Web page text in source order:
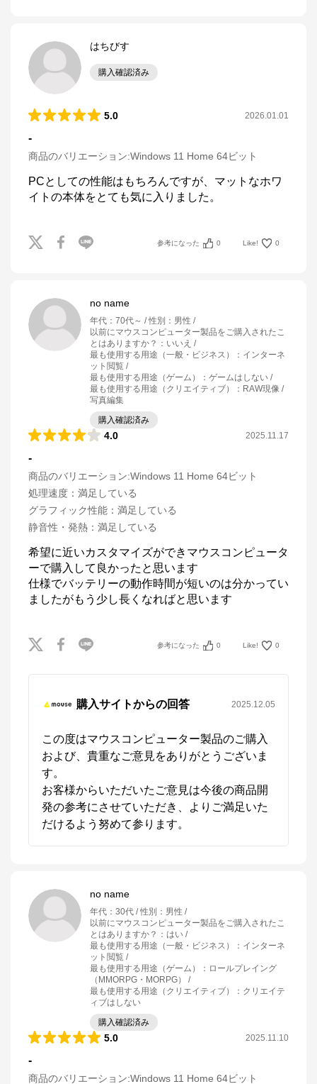
はちびす
購入確認済み
5.0 2026.01.01
-
商品のバリエーション:Windows 11 Home 64ビット
PCとしての性能はもちろんですが、マットなホワ
イトの本体をとても気に入りました。
参考になった 0 Like! 0
no name
年代 ： 70代～ 性別 ： 男性
以前にマウスコンピューター製品をご購入されたこ
とはありますか？ ： いいえ
最も使用する用途（一般・ビジネス）
： インターネ
ット閲覧
最も使用する用途（ゲーム）
： ゲームはしない
最も使用する用途（クリエイティブ）
： RAW現像 /
写真編集
購入確認済み
4.0 2025.11.17
-
商品のバリエーション:Windows 11 Home 64ビット
処理速度 ： 満足している
グラフィック性能 ： 満足している
静音性・発熱 ： 満足している
希望に近いカスタマイズができマウスコンピュータ
ーで購入して良かったと思います
仕様でバッテリーの動作時間が短いのは分かってい
参考になった 0 Like! 0
購入サイトからの回答 2025.12.05
この度はマウスコンピューター製品のご購入
および、貴重なご意見をありがとうございま
す。
お客様からいただいたご意見は今後の商品開
発の参考にさせていただき、よりご満足いた
だけるよう努めて参ります。
no name
年代 ： 30代 性別 ： 男性
以前にマウスコンピューター製品をご購入されたこ
とはありますか？ ： はい
最も使用する用途（一般・ビジネス）
： インターネ
ット閲覧
最も使用する用途（ゲーム）
： ロールプレイング
（MMORPG・MORPG）
最も使用する用途（クリエイティブ）
： クリエイテ
ィブはしない
購入確認済み
5.0 2025.11.10
-
商品のバリエーション:Windows 11 Home 64ビット